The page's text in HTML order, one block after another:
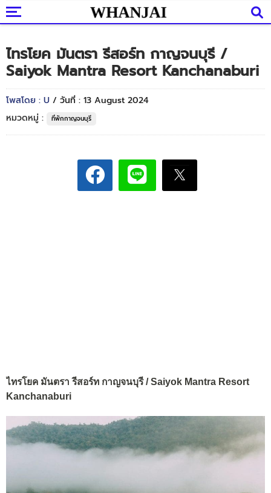
ไทรโยค มันตรา รีสอร์ท กาญจนบุรี /
Saiyok Mantra Resort Kanchanaburi
โพสโดย : U / วันที่ : 13 August 2024
หมวดหมู่ :
ที่พักกาญจนบุรี
ไทรโยค มันตรา รีสอร์ท กาญจนบุรี / Saiyok Mantra Resort
Kanchanaburi